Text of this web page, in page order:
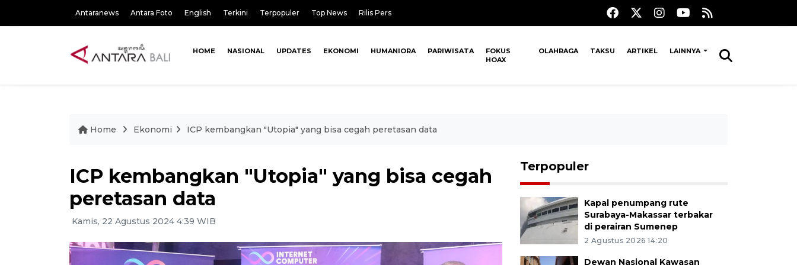
Antaranews Antara Foto English Terkini Terpopuler Top News Rilis Pers
HOME NASIONAL UPDATES EKONOMI HUMANIORA PARIWISATA
FOKUS
HOAX
OLAHRAGA TAKSU ARTIKEL LAINNYA
Home Ekonomi ICP kembangkan "Utopia" yang bisa cegah peretasan data
ICP kembangkan "Utopia" yang bisa cegah
peretasan data
Kamis, 22 Agustus 2024 4:39 WIB
Terpopuler
Kapal penumpang rute
Surabaya-Makassar terbakar
di perairan Sumenep
2 Agustus 2026 14:20
Dewan Nasional Kawasan